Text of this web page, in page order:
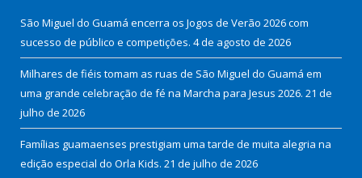
São Miguel do Guamá encerra os Jogos de Verão 2026 com
sucesso de público e competições. 4 de agosto de 2026
Milhares de fiéis tomam as ruas de São Miguel do Guamá em
uma grande celebração de fé na Marcha para Jesus 2026. 21 de
julho de 2026
Famílias guamaenses prestigiam uma tarde de muita alegria na
edição especial do Orla Kids. 21 de julho de 2026